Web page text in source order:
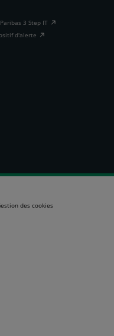
3 Step IT
d'alerte
des cookies